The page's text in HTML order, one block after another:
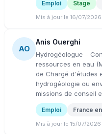
Emploi Stage
Mis à jour le 16/07/2026
AO
Anis Ouerghi
Hydrogéologue –
ressources en eau
de Chargé d'études
hydrogéologie ou
missions de conseil
Emploi France
Mis à jour le 15/07/2026